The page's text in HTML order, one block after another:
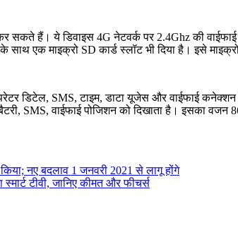
सकते हैं। ये डिवाइस 4G नेटवर्क पर 2.4Ghz की
एक माइक्रो SD कार्ड स्लॉट भी दिया है। इसे
डिटेल, SMS, टाइम, डाटा यूजेस और वाईफाई
SMS, वाईफाई पोजिशन को दिखाता है। इसका वजन
नए बदलाव 1 जनवरी 2021 से लागू होंगे
टीवी, जानिए कीमत और फीचर्स